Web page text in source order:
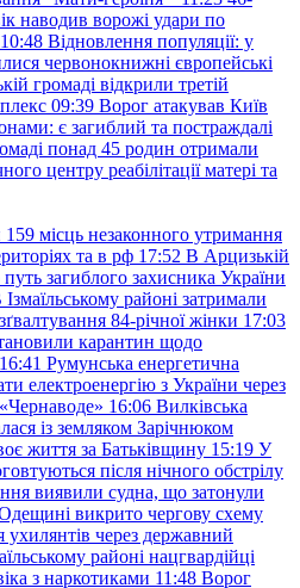
наводив ворожі удари по
10:48 Відновлення популяції: у
червонокнижні європейські
громаді відкрили третій
09:39 Ворог атакував Київ
є загиблий та постраждалі
понад 45 родин отримали
центру реабілітації матері та
місць незаконного утримання
та в рф 17:52 В Арцизькій
загиблого захисника України
районі затримали
84-річної жінки 17:03
карантин щодо
16:41 Румунська енергетична
електроенергію з України через
16:06 Вилківська
із земляком Зарічнюком
життя за Батьківщину 15:19 У
після нічного обстрілу
виявили судна, що затонули
викрито чергову схему
ухилянтів через державний
районі нацгвардійці
з наркотиками 11:48 Ворог